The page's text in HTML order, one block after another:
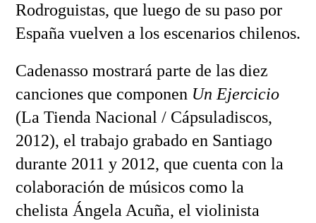
Rodroguistas, que luego de su paso por
España vuelven a los escenarios chilenos.
Cadenasso mostrará parte de las diez
canciones que componen Un Ejercicio
(La Tienda Nacional / Cápsuladiscos,
2012), el trabajo grabado en Santiago
durante 2011 y 2012, que cuenta con la
colaboración de músicos como la
chelista Ángela Acuña, el violinista